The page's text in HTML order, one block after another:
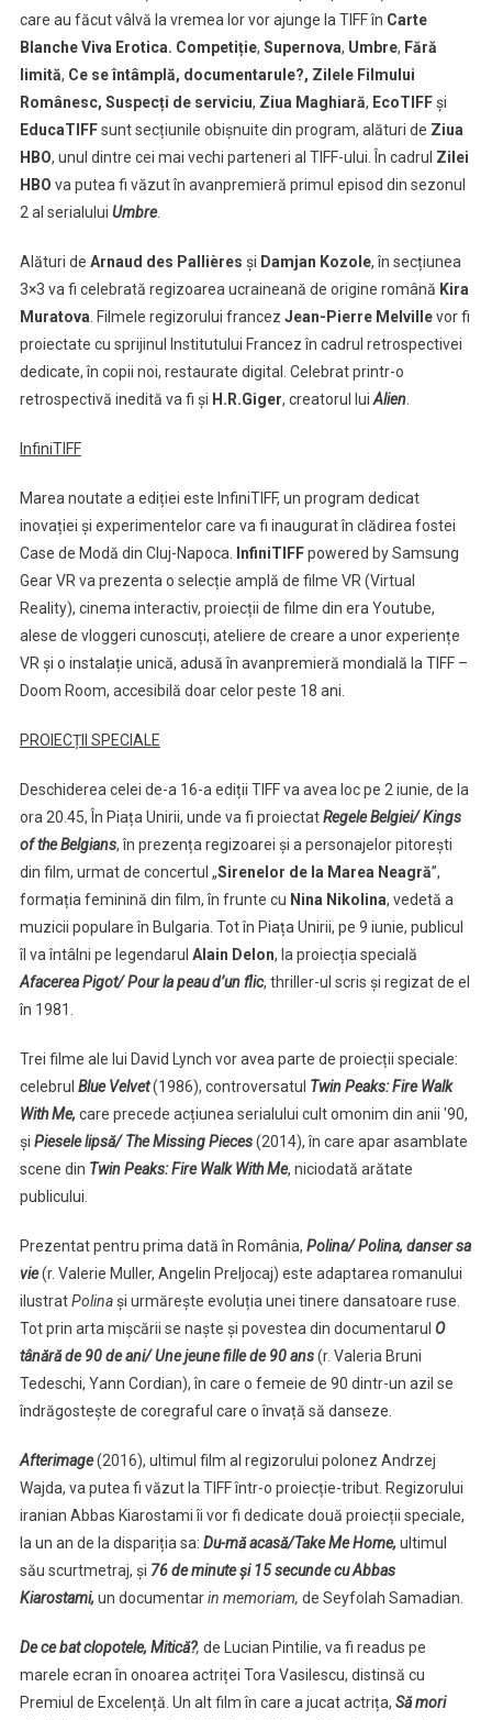
care au făcut vâlvă la vremea lor vor ajunge la TIFF în Carte
Blanche Viva Erotica. Competiție, Supernova, Umbre, Fără
limită, Ce se întâmplă, documentarule?, Zilele Filmului
Românesc, Suspecți de serviciu, Ziua Maghiară, EcoTIFFși
EducaTIFFsunt secțiunile obișnuite din program, alături de Ziua
HBO, unul dintre cei mai vechi parteneri al TIFF-ului. În cadrul Zilei
HBO va putea fi văzut în avanpremieră primul episod din sezonul
2 al serialului Umbre.
Alături de Arnaud des Pallières și Damjan Kozole, în secțiunea
3×3 va fi celebrată regizoarea ucraineană de origine română Kira
Muratova . Filmele regizorului francez Jean-Pierre Melvillevor fi
proiectate cu sprijinul Institutului Francez în cadrul retrospectivei
dedicate, în copii noi, restaurate digital. Celebrat printr-o
retrospectivă inedită va fi și H.R.Giger, creatorul lui Alien.
InfiniTIFF
Marea noutate a ediției este InfiniTIFF, un program dedicat
inovației și experimentelor care va fi inaugurat în clădirea fostei
Case de Modă din Cluj-Napoca.
InfiniTIFFpowered by Samsung
Gear VR va prezenta o selecție amplă de filme VR (Virtual
Reality), cinema interactiv, proiecții de filme din era Youtube,
alese de vloggeri cunoscuți, ateliere de creare a unor experiențe
VR și o instalație unică, adusă în avanpremieră mondială la TIFF –
Doom Room, accesibilă doar celor peste 18 ani.
PROIECȚII SPECIALE
Deschiderea celei de-a 16-a ediții TIFF va avea loc pe 2 iunie, de la
ora 20.45, În Piața Unirii, unde va fi proiectatRegele Belgiei/ Kings
of the Belgians, în prezența regizoarei și a personajelor pitorești
din film, urmat de concertul „Sirenelor de la Marea Neagră’’,
formația feminină din film, în frunte cu Nina Nikolina, vedetă a
muzicii populare în Bulgaria. Tot în Piața Unirii, pe 9 iunie, publicul
îl va întâlni pe legendarul Alain Delon, la proiecția specială
Afacerea Pigot/ Pour la peau d’un flic, thriller-ul scris și regizat de el
în 1981.
Trei filme ale lui David Lynch vor avea parte de proiecții speciale:
celebrul Blue Velvet(1986), controversatul Twin Peaks: Fire Walk
With Me, care precede acțiunea serialului cult omonim din anii ′90,
și Piesele lipsă/ The Missing Pieces(2014), în care apar asamblate
scene din Twin Peaks: Fire Walk With Me, niciodată arătate
publicului.
Prezentat pentru prima dată în România, Polina/ Polina, danser sa
vie(r. Valerie Muller, Angelin Preljocaj) este adaptarea romanului
ilustratPolinași urmărește evoluția unei tinere dansatoare ruse.
Tot prin arta mișcării se naște și povestea din documentarul O
tânără de 90 de ani/ Une jeune fille de 90 ans(r. Valeria Bruni
Tedeschi, Yann Cordian), în care o femeie de 90 dintr-un azil se
îndrăgostește de coregraful care o învață să danseze.
Afterimage(2016), ultimul film al regizorului polonez Andrzej
Wajda, va putea fi văzut la TIFF într-o proiecție-tribut. Regizorului
iranian Abbas Kiarostami îi vor fi dedicate două proiecții speciale,
la un an de la dispariția sa: Du-mă acasă/Take Me Home, ultimul
său scurtmetraj, și 76 de minute și 15 secunde cu Abbas
Kiarostami, un documentarin memoriam, de Seyfolah Samadian.
De ce bat clopotele, Mitică?, de Lucian Pintilie, va fi readus pe
marele ecran în onoarea actriței Tora Vasilescu, distinsă cu
Premiul de Excelență. Un alt film în care a jucat actrița, Să mori